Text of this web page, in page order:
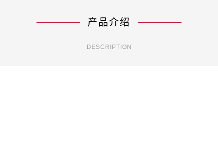
产品介绍
DESCRIPTION